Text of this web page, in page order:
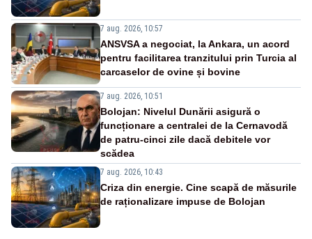
7 aug. 2026, 10:57
ANSVSA a negociat, la Ankara, un acord
pentru facilitarea tranzitului prin Turcia al
carcaselor de ovine și bovine
7 aug. 2026, 10:51
Bolojan: Nivelul Dunării asigură o
funcționare a centralei de la Cernavodă
de patru-cinci zile dacă debitele vor
scădea
7 aug. 2026, 10:43
Criza din energie. Cine scapă de măsurile
de raționalizare impuse de Bolojan